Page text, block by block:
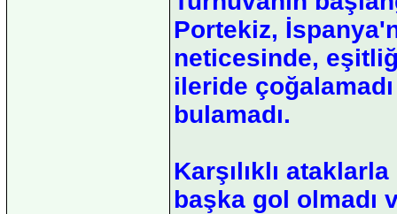
Portekiz,
neticesinde,
ileride
bulamadı.
Karşılıklı
başka gol olmadı